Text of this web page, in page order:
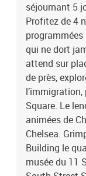
séjournant 5
Profitez de 4
qui ne dort
attend sur
de près,
Square. Le
animées de
Chelsea.
Building le
musée du 11